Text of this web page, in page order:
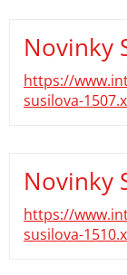
Novinky
https://
susilova-
Novinky
https://
susilova-